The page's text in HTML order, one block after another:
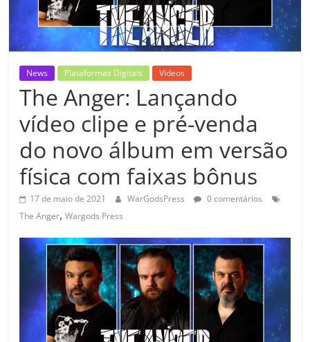
News Plataformas Digitais Vídeos
The Anger: Lançando
vídeo clipe e pré-venda
do novo álbum em versão
física com faixas bônus
17 de maio de 2021 WarGodsPress
0 comentários
The Anger,Wargods Press